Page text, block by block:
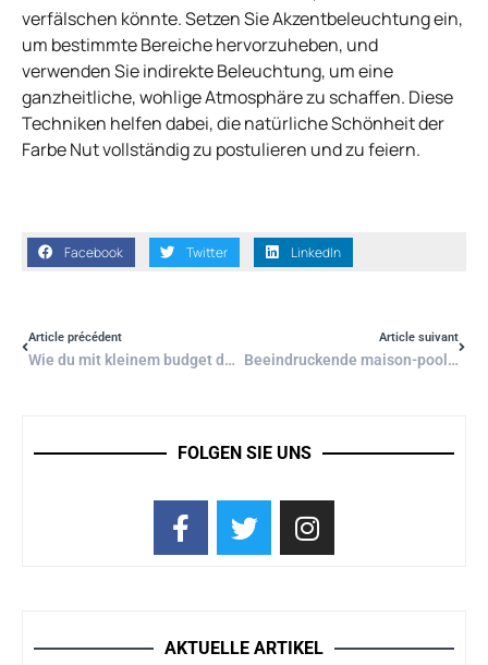
verfälschen könnte. Setzen Sie Akzentbeleuchtung ein,
um bestimmte Bereiche hervorzuheben, und
verwenden Sie indirekte Beleuchtung, um eine
ganzheitliche, wohlige Atmosphäre zu schaffen. Diese
Techniken helfen dabei, die natürliche Schönheit der
Farbe Nut vollständig zu postulieren und zu feiern.
Facebook Twitter LinkedIn
Article précédent
Wie du mit kleinem budget dein abgenutztes sofa in einen hingucker verwandelst
Article suivant
Beeindruckende maison-pooldesigns in hanglage die zum staunen einladen
FOLGEN SIE UNS
AKTUELLE ARTIKEL